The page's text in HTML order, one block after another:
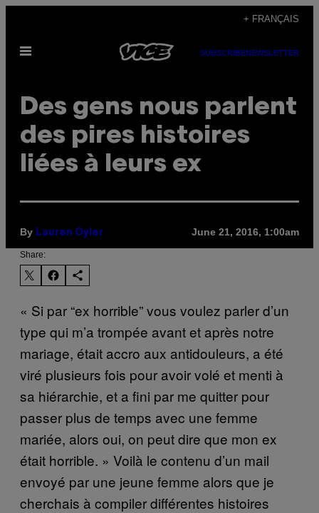
content
+ FRANÇAIS
Open
SUBSCRIBENEWSLETTER
Des gens nous parlent
des pires histoires
liées à leurs ex
By Lauren Oyler June 21, 2016, 1:00am
Share:
« Si par “ex horrible” vous voulez parler d’un
type qui m’a trompée avant et après notre
mariage, était accro aux antidouleurs, a été
viré plusieurs fois pour avoir volé et menti à
sa hiérarchie, et a fini par me quitter pour
passer plus de temps avec une femme
mariée, alors oui, on peut dire que mon ex
était horrible. » Voilà le contenu d’un mail
envoyé par une jeune femme alors que je
cherchais à compiler différentes histoires